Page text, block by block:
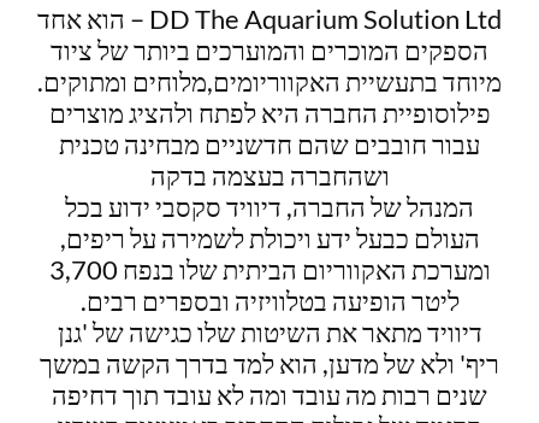
DD The Aquarium Solution Ltd – הוא אחד
הספקים המוכרים והמוערכים ביותר של ציוד
מיוחד בתעשיית האקווריומים,מלוחים ומתוקים.
פילוסופיית החברה היא לפתח ולהציג מוצרים
עבור חובבים שהם חדשניים מבחינה טכנית
ושהחברה בעצמה בדקה
המנהל של החברה, דיוויד סקסבי ידוע בכל
העולם כבעל ידע ויכולת לשמירה על ריפים,
ומערכת האקווריום הביתית שלו בנפח 3,700
ליטר הופיעה בטלוויזיה ובספרים רבים.
דיוויד מתאר את השיטות שלו כגישה של 'גנן
ריף' ולא של מדען, הוא למד בדרך הקשה במשך
שנים רבות מה עובד ומה לא עובד תוך דחיפה